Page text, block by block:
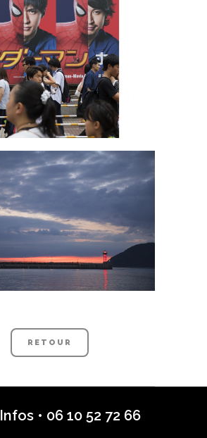
RETOUR
Infos• 06 10 52 72 66